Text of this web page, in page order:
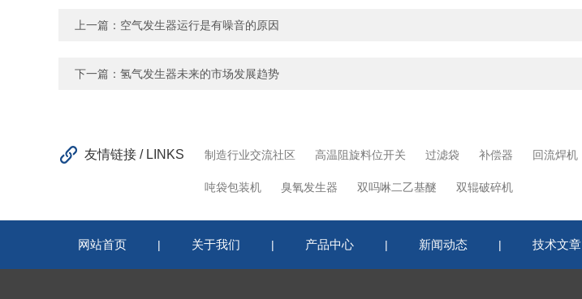
上一篇： 空气发生器运行是有噪音的原因
下一篇： 氢气发生器未来的市场发展趋势
友情链接 / LINKS 制造行业交流社区 高温阻旋料位开关 过滤袋 补偿器 回流焊机
吨袋包装机 臭氧发生器 双吗啉二乙基醚 双辊破碎机
网站首页 | 关于我们 | 产品中心 | 新闻动态 | 技术文章